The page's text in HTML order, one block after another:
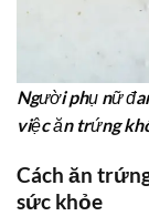
Người phụ nữ
việc ăn trứng
Cách ăn
sức khỏe